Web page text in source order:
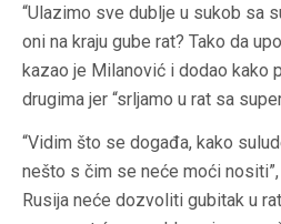
“Ulazimo sve dublje u sukob sa
oni na kraju gube rat? Tako da
kazao je Milanović i dodao kako
drugima jer “srljamo u rat sa
“Vidim što se događa, kako
nešto s čim se neće moći
Rusija neće dozvoliti gubitak u